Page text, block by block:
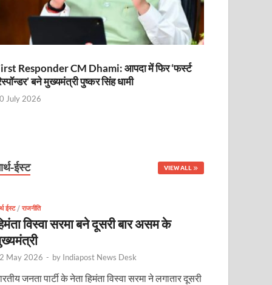
Responder CM Dhami: आपदा में फिर ‘फर्स्ट
बने मुख्यमंत्री पुष्कर सिंह धामी
July 2026
ईस्ट VIEW ALL
ईस्ट/राजनीति
विस्वा सरमा बने दूसरी बार असम के
May 2026 - by Indiapost News Desk
जनता पार्टी के नेता हिमंता विस्वा सरमा ने लगातार दूसरी